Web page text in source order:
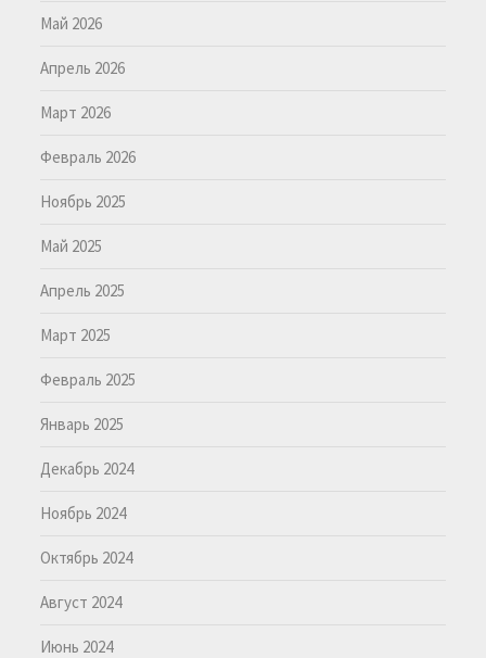
Май 2026
Апрель 2026
Март 2026
Февраль 2026
Ноябрь 2025
Май 2025
Апрель 2025
Март 2025
Февраль 2025
Январь 2025
Декабрь 2024
Ноябрь 2024
Октябрь 2024
Август 2024
Июнь 2024